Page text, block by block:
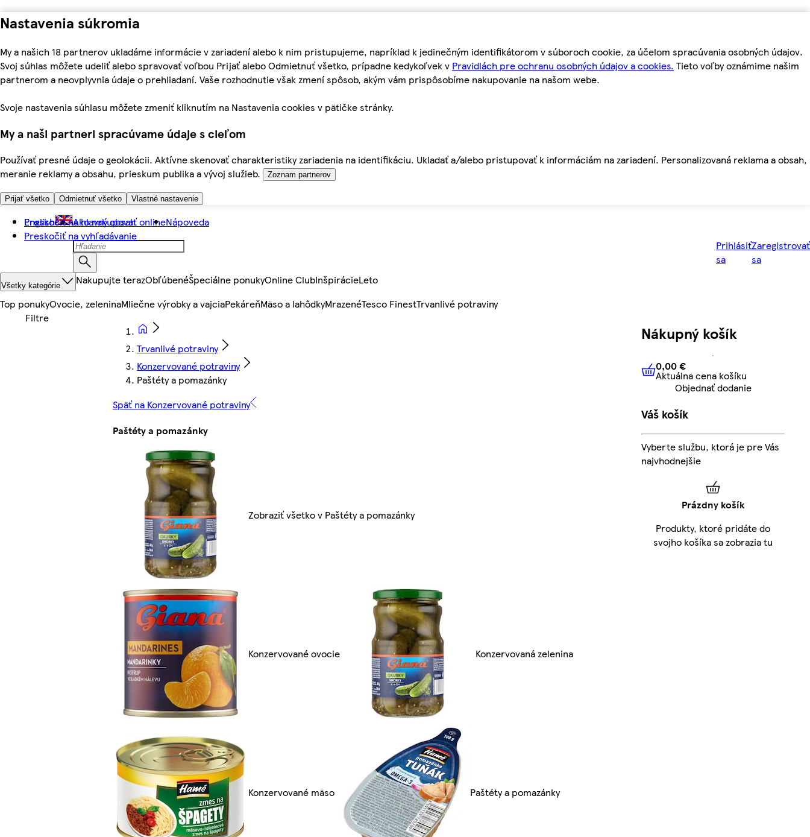
Nastavenia súkromia
My a našich 18 partnerov ukladáme informácie v zariadení alebo k nim pristupujeme, napríklad k jedinečným identifikátorom v súboroch cookie, za účelom spracúvania osobných údajov.
Svoj súhlas môžete udeliť alebo spravovať voľbou Prijať alebo Odmietnuť všetko, prípadne kedykoľvek v Pravidlách pre ochranu osobných údajov a cookies. Tieto voľby oznámime našim
partnerom a neovplyvnia údaje o prehliadaní. Vaše rozhodnutie však zmení spôsob, akým vám prispôsobíme nakupovanie na našom webe.
Svoje nastavenia súhlasu môžete zmeniť kliknutím na Nastavenia cookies v pätičke stránky.
My a naši partneri spracúvame údaje s cieľom
Používať presné údaje o geolokácii. Aktívne skenovať charakteristiky zariadenia na identifikáciu. Ukladať a/alebo pristupovať k informáciám na zariadení. Personalizovaná reklama a obsah,
meranie reklamy a obsahu, prieskum publika a vývoj služieb.
Zoznam partnerov
Prijať všetko Odmietnuť všetko Vlastné nastavenie
Preskočiť na hlavný obsah
Preskočiť na vyhľadávanie
English Ako nakupovať onlineNápoveda
Prihlásiť
sa
Zaregistrovať
sa
Všetky kategórie Nakupujte terazObľúbenéŠpeciálne ponukyOnline ClubInšpirácieLeto
Top ponukyOvocie, zeleninaMliečne výrobky a vajciaPekáreňMäso a lahôdkyMrazenéTesco FinestTrvanlivé potraviny
Trvanlivé potraviny
Konzervované potraviny
Paštéty a pomazánky
Späť na Konzervované potraviny
Paštéty a pomazánky
Zobraziť všetko v Paštéty a pomazánky
Konzervované ovocie Konzervovaná zelenina
Konzervované mäso Paštéty a pomazánky
Nákupný košík
0,00 € Aktuálna cena košíku
0,00 €
Aktuálna cena košíku
Objednať dodanie
Váš košík
Vyberte službu, ktorá je pre Vás
najvhodnejšie
Prázdny košík
Produkty, ktoré pridáte do
svojho košíka sa zobrazia tu